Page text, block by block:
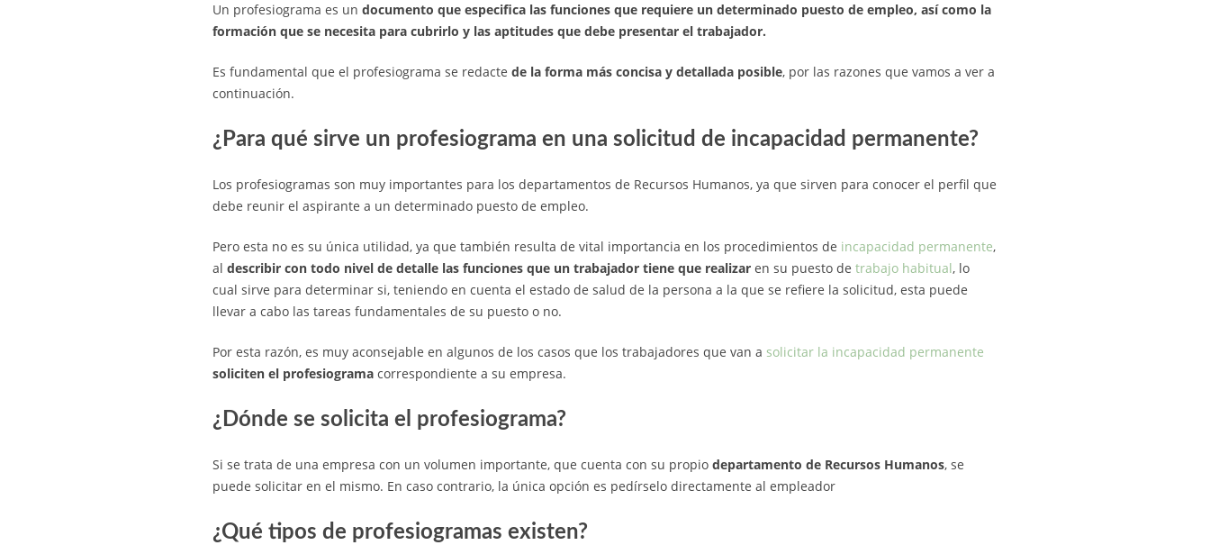
Un profesiograma es un documento que especifica las funciones que requiere un determinado puesto de empleo, así como la
formación que se necesita para cubrirlo y las aptitudes que debe presentar el trabajador.
Es fundamental que el profesiograma se redacte de la forma más concisa y detallada posible, por las razones que vamos a ver a
continuación.
¿Para qué sirve un profesiograma en una solicitud de incapacidad permanente?
Los profesiogramas son muy importantes para los departamentos de Recursos Humanos, ya que sirven para conocer el perfil que
debe reunir el aspirante a un determinado puesto de empleo.
Pero esta no es su única utilidad, ya que también resulta de vital importancia en los procedimientos de incapacidad permanente,
al describir con todo nivel de detalle las funciones que un trabajador tiene que realizar en su puesto de trabajo habitual, lo
cual sirve para determinar si, teniendo en cuenta el estado de salud de la persona a la que se refiere la solicitud, esta puede
llevar a cabo las tareas fundamentales de su puesto o no.
Por esta razón, es muy aconsejable en algunos de los casos que los trabajadores que van a solicitar la incapacidad permanente
soliciten el profesiograma correspondiente a su empresa.
¿Dónde se solicita el profesiograma?
Si se trata de una empresa con un volumen importante, que cuenta con su propio departamento de Recursos Humanos, se
puede solicitar en el mismo. En caso contrario, la única opción es pedírselo directamente al empleador
¿Qué tipos de profesiogramas existen?